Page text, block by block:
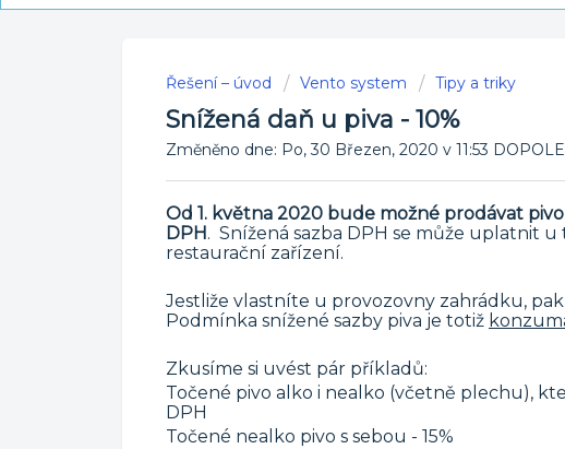
Řešení – úvod Vento system Tipy a triky
Snížená daň u piva - 10%
Změněno dne: Po, 30 Březen, 2020 v 11:53
Od 1. května 2020 bude možné prodávat
DPH . Snížená sazba DPH se může uplatnit
restaurační zařízení.
Jestliže vlastníte u provozovny zahrádku,
Podmínka snížené sazby piva je totiž
Zkusíme si uvést pár příkladů:
Točené pivo alko i nealko (včetně plechu),
DPH
Točené nealko pivo s sebou - 15%